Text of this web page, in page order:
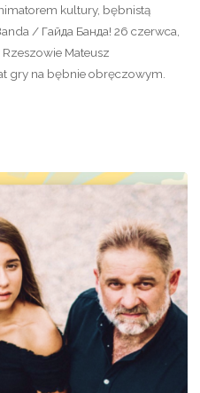
kultury, bębnistą
/ Гайда Банда! 26 czerwca,
Mateusz
gry na bębnie obręczowym.